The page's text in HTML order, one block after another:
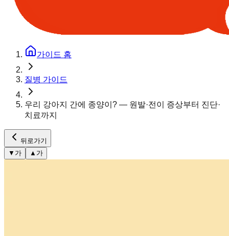
가이드 홈
질병 가이드
우리 강아지 간에 종양이? — 원발·전이 증상부터 진단·
치료까지
뒤로가기
▼ 가 ▲ 가